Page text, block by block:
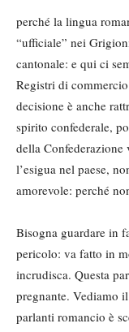
perché la lingua
“ufficiale” nei
cantonale: e qui ci
Registri di
decisione è anche
spirito confederale,
della Confederazione
l’esigua nel paese,
amorevole: perché
Bisogna guardare in
pericolo: va fatto in
incrudisca. Questa
pregnante. Vediamo
parlanti romancio è